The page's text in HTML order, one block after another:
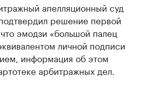
апелляционный суд
решение первой
эмодзи «большой палец
личной подписи
информация об этом
арбитражных дел.